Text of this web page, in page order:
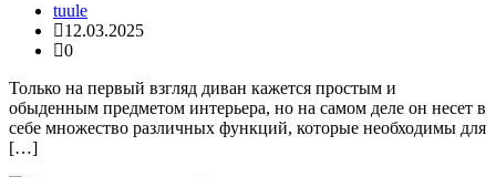
tuule
12.03.2025
0
Только на первый взгляд диван кажется простым и
обыденным предметом интерьера, но на самом деле он несет в
себе множество различных функций, которые необходимы для
[…]